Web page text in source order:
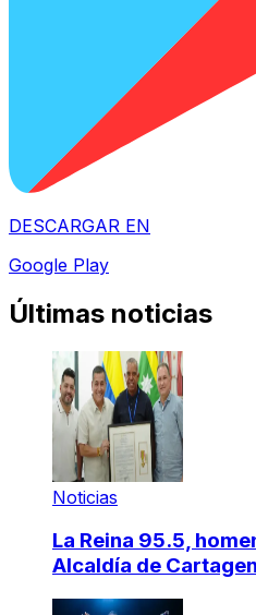
DESCARGAR EN
Google Play
Últimas noticias
Noticias
La Reina 95.5,
Alcaldía de